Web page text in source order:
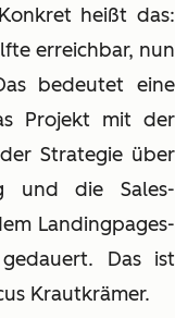
heißt das:
erreichbar, nun
bedeutet eine
Projekt mit der
Strategie über
und die Sales-
Landingpages-
Das ist
Krautkrämer.